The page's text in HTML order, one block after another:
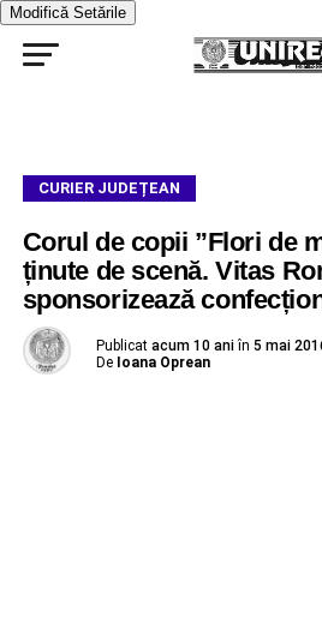
Modifică Setările
CURIER JUDEȚEAN
Corul de copii ”Flori de
ținute de scenă. Vitas
sponsorizează
Publicat acum 10 ani în 5 mai
De Ioana Oprean